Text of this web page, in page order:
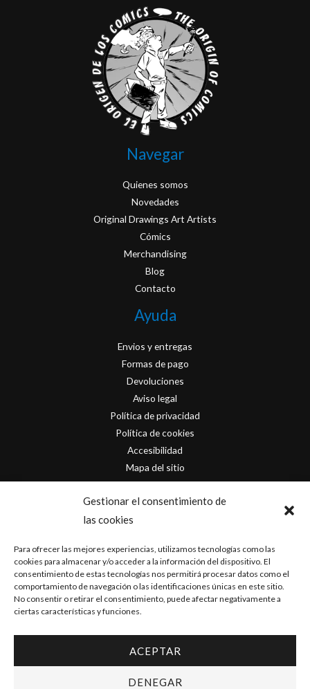
Gestionar el consentimiento de
las cookies
Para ofrecer las mejores experiencias, utilizamos tecnologías como las
cookies para almacenar y/o acceder a la información del dispositivo. El
consentimiento de estas tecnologías nos permitirá procesar datos como el
comportamiento de navegación o las identificaciones únicas en este sitio.
No consentir o retirar el consentimiento, puede afectar negativamente a
ciertas características y funciones.
ACEPTAR
DENEGAR
Navegar
Quienes somos
Novedades
Original Drawings Art Artists
Cómics
Merchandising
Blog
Contacto
Ayuda
Envios y entregas
Formas de pago
Devoluciones
Aviso legal
Política de privacidad
Política de cookies
Accesibilidad
Mapa del sitio
Contacto
info@originofcomics.com
Facebook
Instagram